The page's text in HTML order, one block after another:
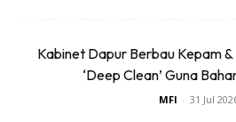
10. Untuk kawalan serangga,
dan cili padi untuk menghasilkan
Semburkan pada tanaman
Kabinet Dapur Berbau Kepam
‘Deep Clean’ Guna
MFI - 31 Jul